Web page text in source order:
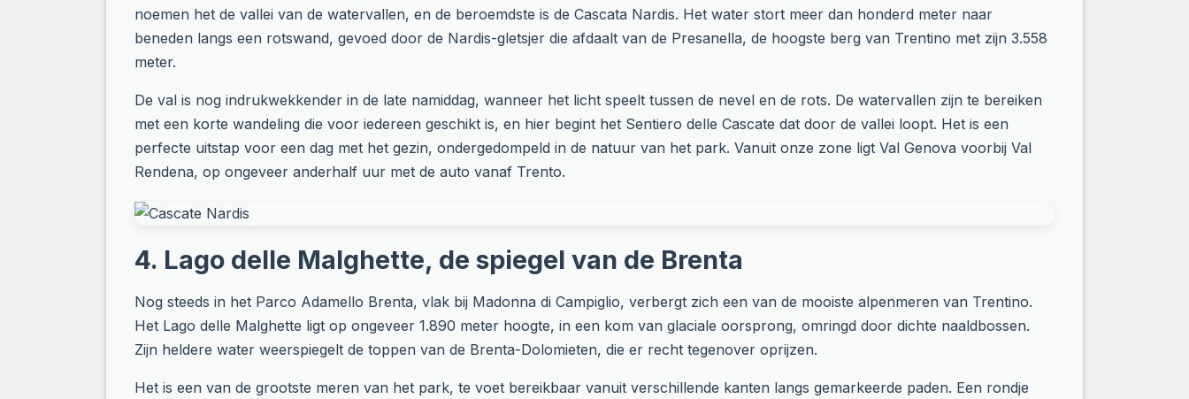
noemen het de vallei van de watervallen, en de beroemdste is de Cascata Nardis. Het water stort meer dan honderd meter naar
beneden langs een rotswand, gevoed door de Nardis-gletsjer die afdaalt van de Presanella, de hoogste berg van Trentino met zijn 3.558
meter.
De val is nog indrukwekkender in de late namiddag, wanneer het licht speelt tussen de nevel en de rots. De watervallen zijn te bereiken
met een korte wandeling die voor iedereen geschikt is, en hier begint het Sentiero delle Cascate dat door de vallei loopt. Het is een
perfecte uitstap voor een dag met het gezin, ondergedompeld in de natuur van het park. Vanuit onze zone ligt Val Genova voorbij Val
Rendena, op ongeveer anderhalf uur met de auto vanaf Trento.
4. Lago delle Malghette, de spiegel van de Brenta
Nog steeds in het Parco Adamello Brenta, vlak bij Madonna di Campiglio, verbergt zich een van de mooiste alpenmeren van Trentino.
Het Lago delle Malghette ligt op ongeveer 1.890 meter hoogte, in een kom van glaciale oorsprong, omringd door dichte naaldbossen.
Zijn heldere water weerspiegelt de toppen van de Brenta-Dolomieten, die er recht tegenover oprijzen.
Het is een van de grootste meren van het park, te voet bereikbaar vanuit verschillende kanten langs gemarkeerde paden. Een rondje